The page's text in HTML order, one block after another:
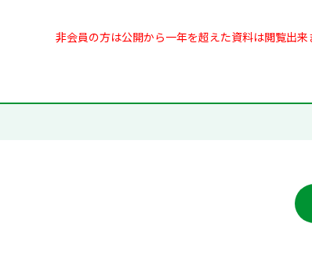
非会員の方は公開から一年を超えた資料は閲覧出来